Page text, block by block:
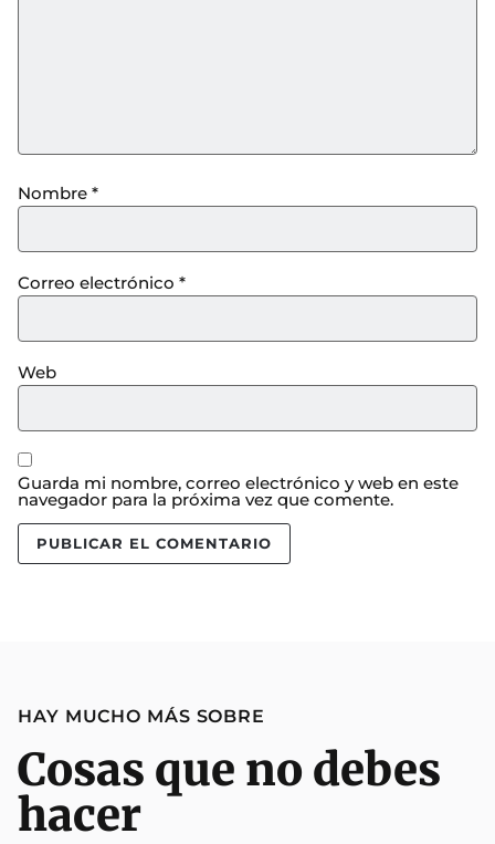
Nombre *
Correo electrónico *
Web
Guarda mi nombre, correo electrónico y web en este
navegador para la próxima vez que comente.
HAY MUCHO MÁS SOBRE
Cosas que no debes
hacer